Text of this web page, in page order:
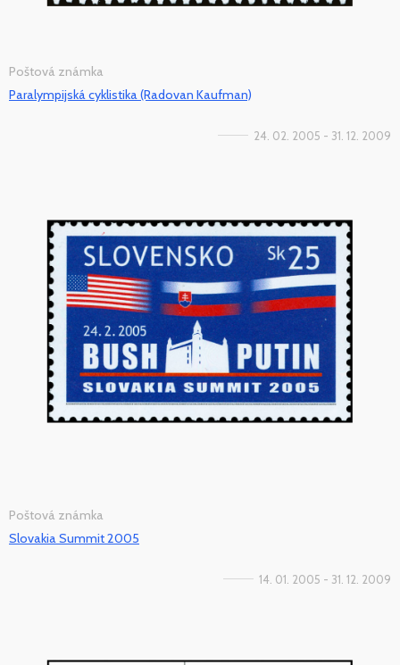
Poštová známka
Paralympijská cyklistika (Radovan Kaufman)
24. 02. 2005 - 31. 12. 2009
Poštová známka
Slovakia Summit 2005
14. 01. 2005 - 31. 12. 2009